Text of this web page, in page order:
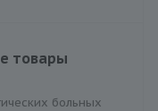
товары
больных